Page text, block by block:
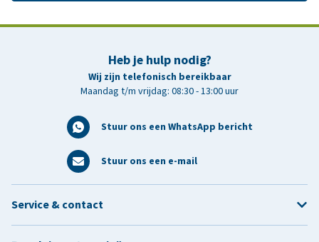
Heb je hulp nodig?
Wij zijn telefonisch bereikbaar
Maandag t/m vrijdag: 08:30 - 13:00 uur
Stuur ons een WhatsApp bericht
Stuur ons een e-mail
Service & contact